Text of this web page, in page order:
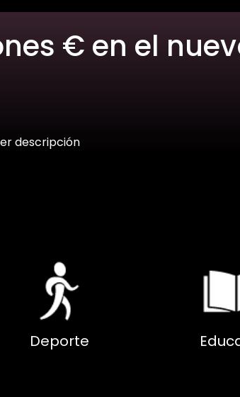
€ en el
descripción
Deporte